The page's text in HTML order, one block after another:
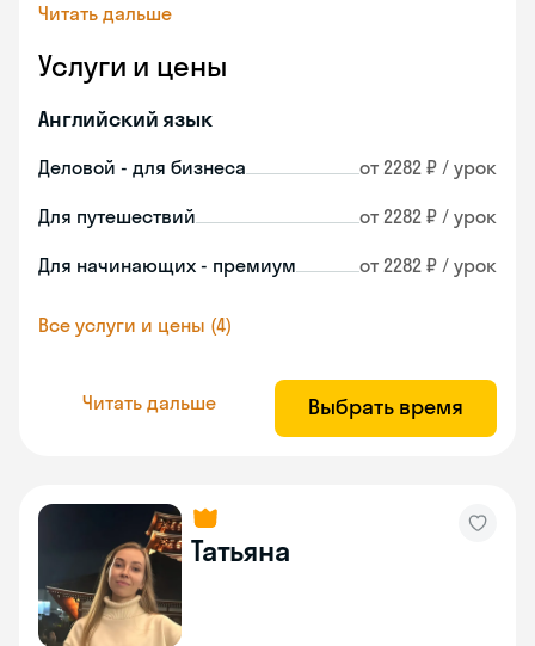
Читать дальше
Услуги и цены
Английский язык
Деловой - для бизнеса от 2282 ₽ / урок
Для путешествий от 2282 ₽ / урок
Для начинающих - премиум от 2282 ₽ / урок
Все услуги и цены (4)
Читать дальше Выбрать время
Татьяна